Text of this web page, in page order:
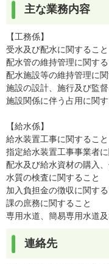
主な業務内容
【工務係】
受水及び配水に関すること
配水管の維持管理に関する
配水施設等の維持管理に
施設の設計、施行及び監
施設関係に伴う占用に関す
【給水係】
給水装置工事に関すること
指定給水装置工事事業者
配水及び給水資材の購入
水質の検査に関すること
加入負担金の徴収に関する
課の庶務に関すること
専用水道、簡易専用水道
連絡先